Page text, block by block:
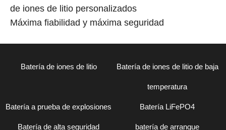
de iones de litio personalizados
Máxima fiabilidad y máxima seguridad
Batería de iones de litio Batería de iones de litio de baja
temperatura
Batería a prueba de explosiones Batería LiFePO4
Batería de alta seguridad batería de arranque